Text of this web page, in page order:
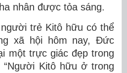
nhân được tỏa sáng.
trẻ Kitô hữu có thể
xã hội hôm nay, Đức
một trực giác đẹp trong
Kitô hữu ở trong